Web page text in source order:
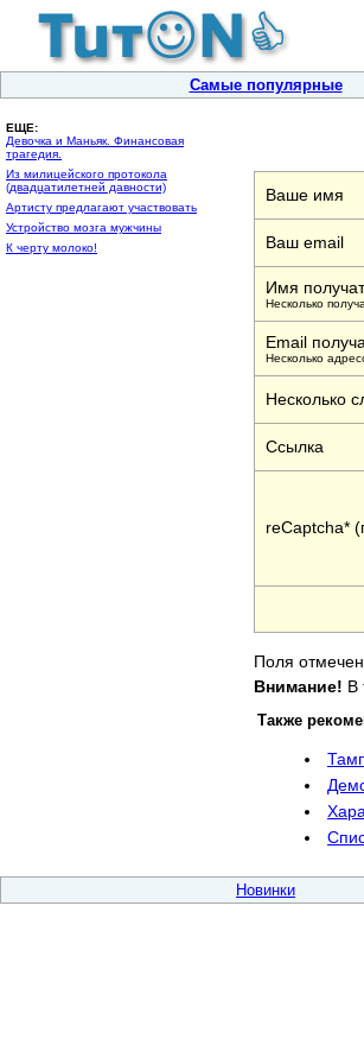
Самые популярные
ЕЩЕ:
Девочка и Маньяк. Финансовая
трагедия.
Из милицейского протокола
(двадцатилетней давности)
Артисту предлагают участвовать
Устройство мозга мужчины
К черту молоко!
Ваше имя
Ваш email
Имя
Несколько
Email
Несколько
Несколько
Ссылка
reCaptcha*
Поля
Внимание! В
Также
Новинки